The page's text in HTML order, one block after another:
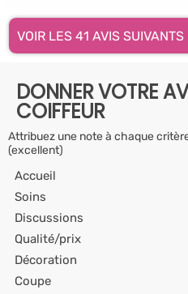
VOIR LES 41 AVIS SUIVANTS
DONNER VOTRE
COIFFEUR
Attribuez une note à chaque
(excellent)
Accueil
Soins
Discussions
Qualité/prix
Décoration
Coupe